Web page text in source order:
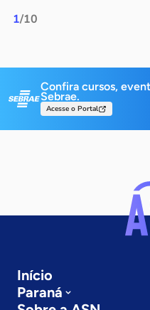
1/10
Confira cursos,
Sebrae.
Acesse o Portal
Início
Paraná